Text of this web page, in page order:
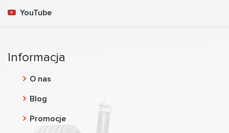
YouTube
Informacja
O nas
Blog
Promocje